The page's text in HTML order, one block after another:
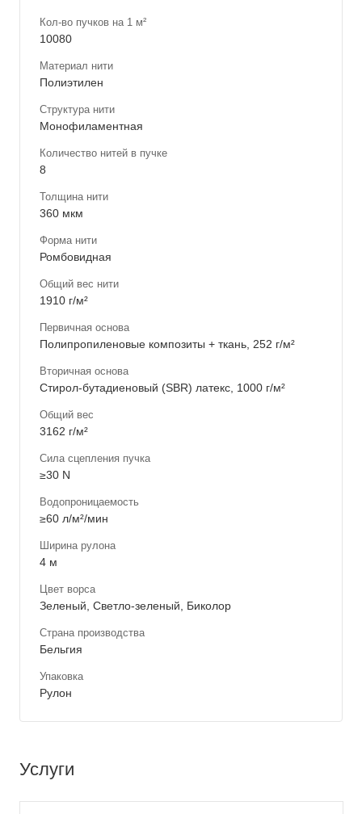
Кол-во пучков на 1 м²
10080
Материал нити
Полиэтилен
Структура нити
Монофиламентная
Количество нитей в пучке
8
Толщина нити
360 мкм
Форма нити
Ромбовидная
Общий вес нити
1910 г/м²
Первичная основа
Полипропиленовые композиты + ткань, 252 г/м²
Вторичная основа
Стирол-бутадиеновый (SBR) латекс, 1000 г/м²
Общий вес
3162 г/м²
Сила сцепления пучка
≥30 N
Водопроницаемость
≥60 л/м²/мин
Ширина рулона
4 м
Цвет ворса
Зеленый, Светло-зеленый, Биколор
Страна производства
Бельгия
Упаковка
Рулон
Услуги